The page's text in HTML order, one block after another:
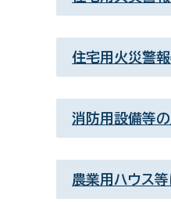
住宅用火災警
消防用設備等の
農業用ハウス